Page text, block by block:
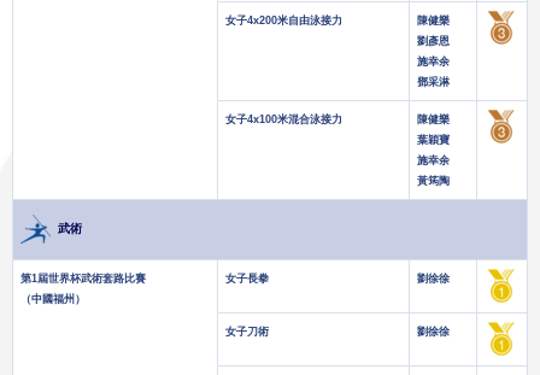
女子4x200米自由泳接力
陳健樂
劉彥恩
施幸余
鄧采淋
女子4x100米混合泳接力
陳健樂
葉穎寶
施幸余
黃筠陶
武術
第1屆世界杯武術套路比賽
（中國福州）
女子長拳 劉徐徐
女子刀術 劉徐徐